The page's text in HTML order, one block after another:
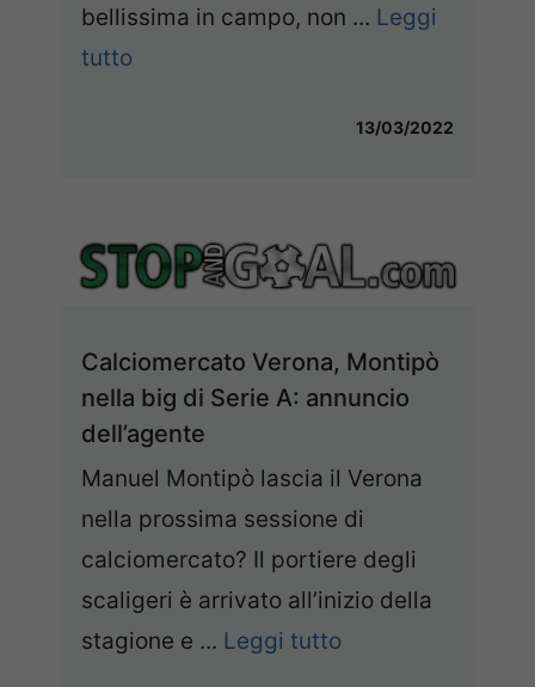
bellissima in campo, non ... Leggi
tutto
13/03/2022
Calciomercato Verona, Montipò
nella big di Serie A: annuncio
dell’agente
Manuel Montipò lascia il Verona
nella prossima sessione di
calciomercato? Il portiere degli
scaligeri è arrivato all’inizio della
stagione e ... Leggi tutto